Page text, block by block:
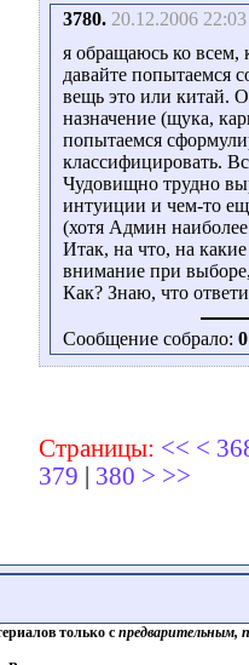
3780. 20.12.2006 22:03
я обращаюсь ко
давайте попытаемся
вещь это или китай.
назначение (щука,
попытаемся
классифицировать.
Чудовищно трудно
интуиции и чем-то
(хотя Админ
Итак, на что, на
внимание при
Как? Знаю, что
Сообщение собрало: 0
Страницы: << <
379
380 > >>
только с предварительным,